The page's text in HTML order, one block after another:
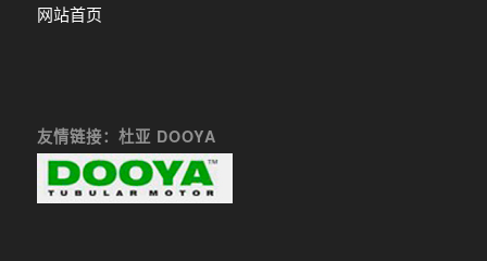
网站首页
友情链接：杜亚 DOOYA